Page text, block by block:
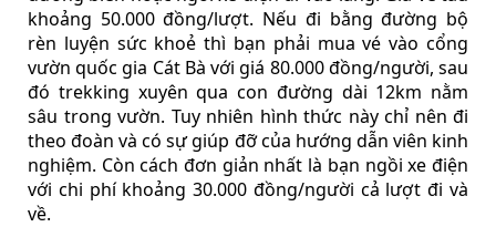
khoảng 50.000 đồng/lượt. Nếu đi bằng đường bộ
rèn luyện sức khoẻ thì bạn phải mua vé vào cổng
vườn quốc gia Cát Bà với giá 80.000 đồng/người, sau
đó trekking xuyên qua con đường dài 12km nằm
sâu trong vườn. Tuy nhiên hình thức này chỉ nên đi
theo đoàn và có sự giúp đỡ của hướng dẫn viên kinh
nghiệm. Còn cách đơn giản nhất là bạn ngồi xe điện
với chi phí khoảng 30.000 đồng/người cả lượt đi và
về.